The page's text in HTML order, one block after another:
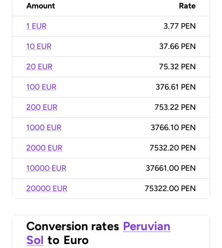
Amount Rate
1 EUR 3.77 PEN
10 EUR 37.66 PEN
20 EUR 75.32 PEN
100 EUR 376.61 PEN
200 EUR 753.22 PEN
1000 EUR 3766.10 PEN
2000 EUR 7532.20 PEN
10000 EUR 37661.00 PEN
20000 EUR 75322.00 PEN
Conversion rates Peruvian
Sol to Euro